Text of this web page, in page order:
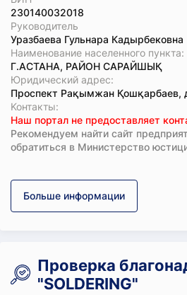
230140032018
Руководитель
Уразбаева Гульнара Кадырбековна
Наименование населенного пункта:
Г.АСТАНА, РАЙОН САРАЙШЫҚ
Юридический адрес:
Проспект Рақымжан Қошқарбаев,
Koнтaкты:
Наш портал не предоставляет
Рекомендуем найти сайт
обратиться в Министерство
Больше информации
Проверка
"SOLDERING"